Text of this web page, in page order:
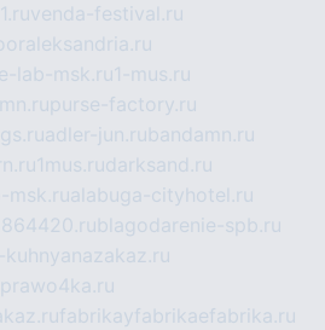
venda-festival.ru
lab-msk.ru1-mus.ru
purse-factory.ru
adler-jun.rubandamn.ru
1mus.rudarksand.ru
msk.rualabuga-cityhotel.ru
blagodarenie-spb.ru
fabrikayfabrikaefabrika.ru